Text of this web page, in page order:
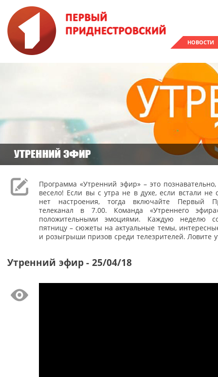
НОВОСТИ
Программа «Утренний эфир» – это
весело! Если вы с утра не в духе, если встали не
нет настроения, тогда включайте Первый
телеканал в 7.00. Команда «Утреннего
положительными эмоциями. Каждую неделю
пятницу – сюжеты на актуальные темы,
и розыгрыши призов среди телезрителей. Ловите
Утренний эфир - 25/04/18